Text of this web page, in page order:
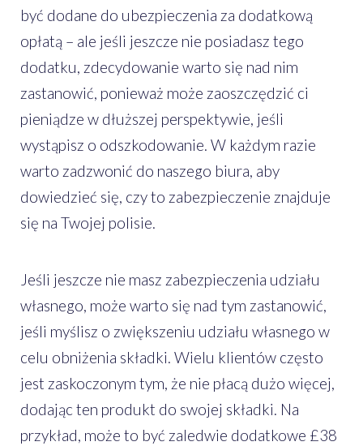
być dodane do ubezpieczenia za dodatkową
opłatą – ale jeśli jeszcze nie posiadasz tego
dodatku, zdecydowanie warto się nad nim
zastanowić, ponieważ może zaoszczędzić ci
pieniądze w dłuższej perspektywie, jeśli
wystąpisz o odszkodowanie. W każdym razie
warto zadzwonić do naszego biura, aby
dowiedzieć się, czy to zabezpieczenie znajduje
się na Twojej polisie.
Jeśli jeszcze nie masz zabezpieczenia udziału
własnego, może warto się nad tym zastanowić,
jeśli myślisz o zwiększeniu udziału własnego w
celu obniżenia składki. Wielu klientów często
jest zaskoczonym tym, że nie płacą dużo więcej,
dodając ten produkt do swojej składki. Na
przykład, może to być zaledwie dodatkowe £38